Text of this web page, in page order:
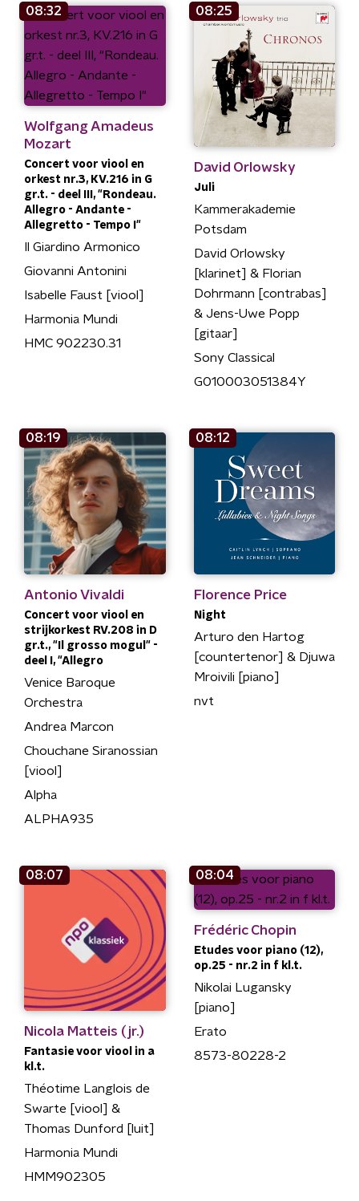
08:32
Wolfgang Amadeus
Mozart
Concert voor viool en
orkest nr.3, KV.216 in G
gr.t. - deel III, "Rondeau.
Allegro - Andante -
Allegretto - Tempo I"
Il Giardino Armonico
Giovanni Antonini
Isabelle Faust [viool]
Harmonia Mundi
HMC 902230.31
08:25
David Orlowsky
Juli
Kammerakademie
Potsdam
David Orlowsky
[klarinet] & Florian
Dohrmann [contrabas]
& Jens-Uwe Popp
[gitaar]
Sony Classical
G010003051384Y
08:19
Antonio Vivaldi
Concert voor viool en
strijkorkest RV.208 in D
gr.t., "Il grosso mogul" -
deel I, "Allegro
Venice Baroque
Orchestra
Andrea Marcon
Chouchane Siranossian
[viool]
Alpha
ALPHA935
08:12
Florence Price
Night
Arturo den Hartog
[countertenor] & Djuwa
Mroivili [piano]
nvt
08:07
Nicola Matteis (jr.)
Fantasie voor viool in a
kl.t.
Théotime Langlois de
Swarte [viool] &
Thomas Dunford [luit]
Harmonia Mundi
HMM902305
08:04
Frédéric Chopin
Etudes voor piano (12),
op.25 - nr.2 in f kl.t.
Nikolai Lugansky
[piano]
Erato
8573-80228-2